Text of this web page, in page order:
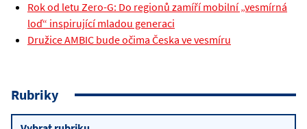
Rok od letu Zero-G: Do regionů zamíří mobilní „vesmírná
loď“ inspirující mladou generaci
Družice AMBIC bude očima Česka ve vesmíru
Rubriky
Rubriky